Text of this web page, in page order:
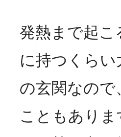
発熱まで起こ
に持つくら
の玄関なの
こともあり